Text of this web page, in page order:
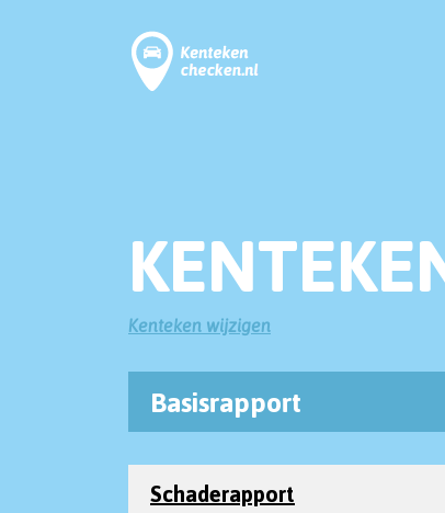
Kenteken wijzigen
Basisrapport
Schaderapport